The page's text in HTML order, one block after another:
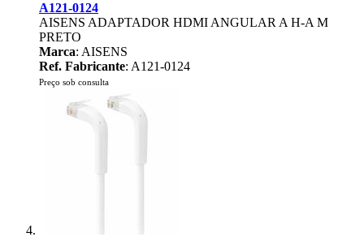
A121-0124
AISENS ADAPTADOR HDMI ANGULAR A H-A M
PRETO
Marca: AISENS
Ref. Fabricante: A121-0124
Preço sob consulta